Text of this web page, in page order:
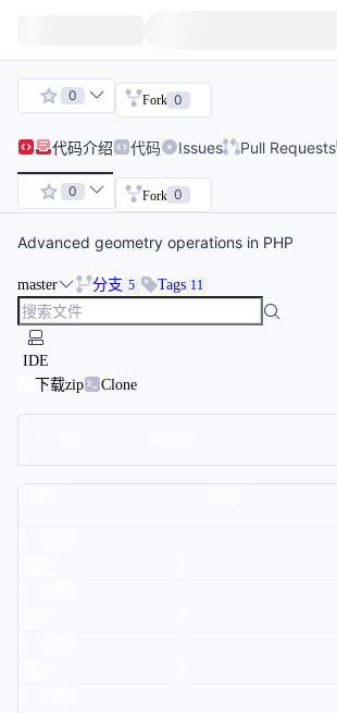
0 Fork 0
代码介绍 代码 Issues Pull Requests
0 Fork 0
Advanced geometry operations in PHP
master 分支 5 Tags 11
IDE
下载zip
Clone